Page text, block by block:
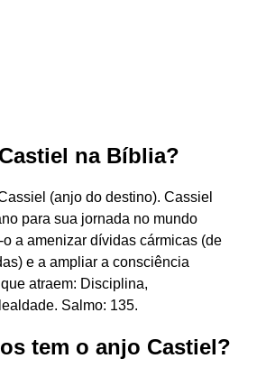
na Bíblia?
(anjo do destino). Cassiel
para sua jornada no mundo
a amenizar dívidas cármicas (de
e a ampliar a consciência
atraem: Disciplina,
Salmo: 135.
tem o anjo Castiel?